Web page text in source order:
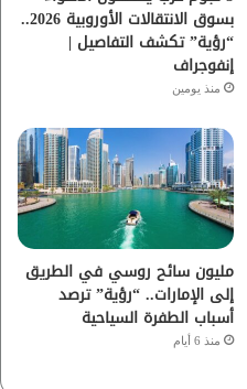
م
بسوق الانتقالات الأوروبية 2026..
“رؤية” تكشف التفاصيل |
إنفوجراف
منذ يومين
مليون سائح روسي في الطريق
إلى الإمارات.. “رؤية” ترصد
أسباب الطفرة السياحية
منذ 6 أيام